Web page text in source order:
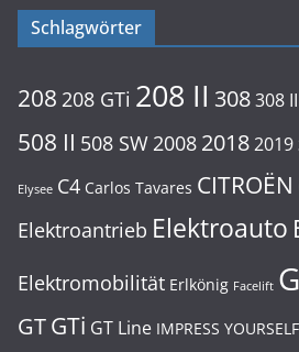
Schlagwörter
208 208 GTi 208 II 308308 II
508 II 508 SW 2008 20182019
Elysee C4 Carlos Tavares CITROËN
Elektroantrieb Elektroauto
Elektromobilität Erlkönig Facelift
GTGTi GT Line IMPRESS YOURSELF